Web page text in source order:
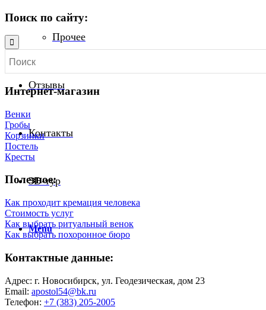
Прочее
Отзывы
Контакты
3D-тур
Menu
Поиск по сайту:
Интернет-магазин
Венки
Гробы
Корзинки
Постель
Кресты
Полезное:
Как проходит кремация человека
Стоимость услуг
Как выбрать ритуальный венок
Как выбрать похоронное бюро
Контактные данные:
Адрес: г. Новосибирск, ул. Геодезическая, дом 23
Email: apostol54@bk.ru
Телефон: +7 (383) 205-2005